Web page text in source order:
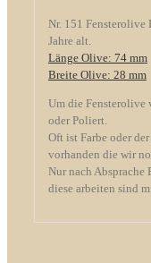
Nr. 151 Fensterolive
Jahre alt.
Länge Olive: 74 mm
Breite Olive: 28 mm
Um die Fensterolive
oder Poliert.
Oft ist Farbe oder
vorhanden die wir
Nur nach Absprache
diese arbeiten sind